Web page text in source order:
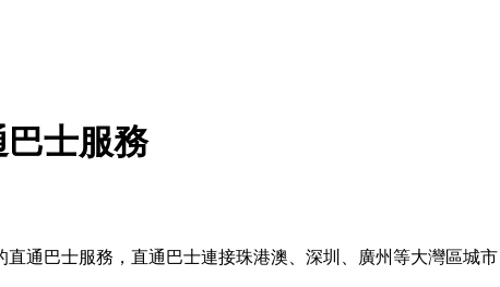
士服務
通巴士服務，直通巴士連接珠港澳、深圳、廣州等大灣區城市